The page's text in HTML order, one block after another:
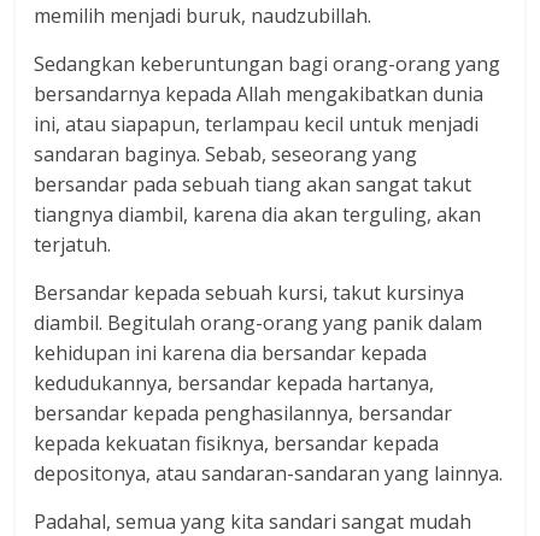
memilih menjadi buruk, naudzubillah.
Sedangkan keberuntungan bagi orang-orang yang
bersandarnya kepada Allah mengakibatkan dunia
ini, atau siapapun, terlampau kecil untuk menjadi
sandaran baginya. Sebab, seseorang yang
bersandar pada sebuah tiang akan sangat takut
tiangnya diambil, karena dia akan terguling, akan
terjatuh.
Bersandar kepada sebuah kursi, takut kursinya
diambil. Begitulah orang-orang yang panik dalam
kehidupan ini karena dia bersandar kepada
kedudukannya, bersandar kepada hartanya,
bersandar kepada penghasilannya, bersandar
kepada kekuatan fisiknya, bersandar kepada
depositonya, atau sandaran-sandaran yang lainnya.
Padahal, semua yang kita sandari sangat mudah